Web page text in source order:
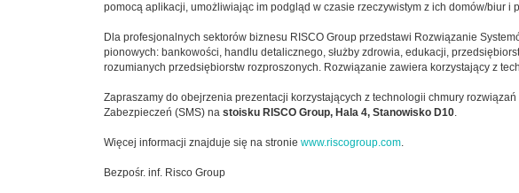
pomocą aplikacji, umożliwiając im podgląd w czasie rzeczywistym z ich domów/biur i
Dla profesjonalnych sektorów biznesu RISCO Group przedstawi Rozwiązanie
pionowych: bankowości, handlu detalicznego, służby zdrowia, edukacji,
rozumianych przedsiębiorstw rozproszonych. Rozwiązanie zawiera korzystający z
Zapraszamy do obejrzenia prezentacji korzystających z technologii chmury
Zabezpieczeń (SMS) na stoisku RISCO Group, Hala 4, Stanowisko D10.
Więcej informacji znajduje się na stronie www.riscogroup.com.
Bezpośr. inf. Risco Group